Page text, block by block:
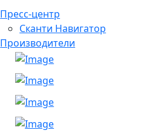
Пресс-центр
Сканти Навигатор
Производители